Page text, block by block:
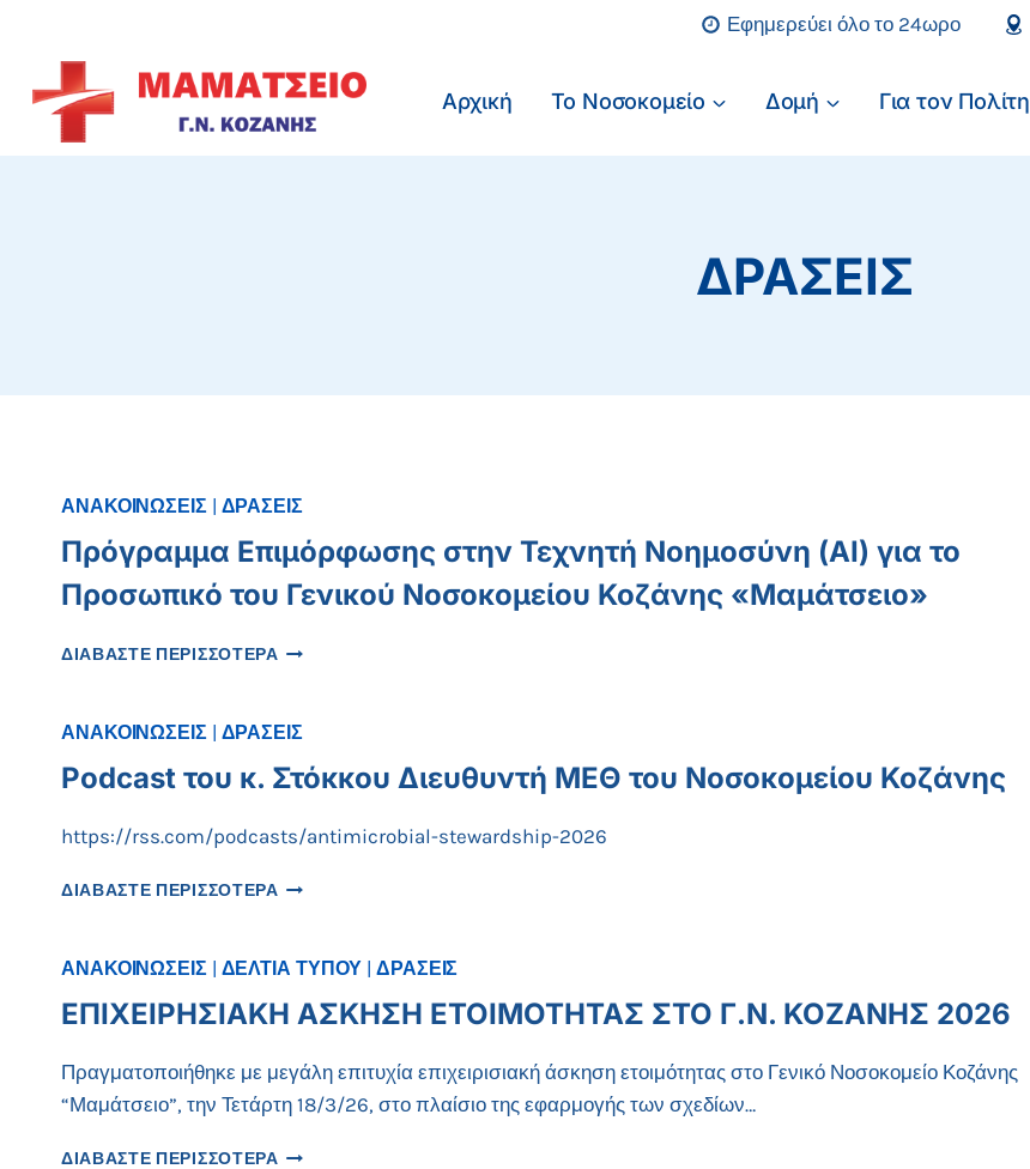
Εφημερεύει όλο το 24ωρο
Αρχική Το Νοσοκομείο Δομή Για τον Πολίτη
ΔΡΑΣΕΙΣ
ΑΝΑΚΟΙΝΩΣΕΙΣ| ΔΡΑΣΕΙΣ
Πρόγραμμα Επιμόρφωσης στην Τεχνητή Νοημοσύνη (AI) για το
Προσωπικό του Γενικού Νοσοκομείου Κοζάνης «Μαμάτσειο»
ΔΙΑΒΑΣΤΕ ΠΕΡΙΣΣΟΤΕΡΑ ΠΡΌΓΡΑΜΜΑ
ΤΕΧΝΗΤΉ
(AI)
ΠΡΟΣΩΠΙΚΌ
ΓΕΝΙΚΟΎ
«ΜΑΜΆΤΣΕΙΟ»
ΑΝΑΚΟΙΝΩΣΕΙΣ| ΔΡΑΣΕΙΣ
Podcast του κ. Στόκκου Διευθυντή ΜΕΘ του Νοσοκομείου Κοζάνης
https://rss.com/podcasts/antimicrobial-stewardship-2026
ΔΙΑΒΑΣΤΕ ΠΕΡΙΣΣΟΤΕΡΑ PODCAST
ΣΤΌΚΚΟΥ
ΜΕΘ
ΝΟΣΟΚΟΜΕΊΟΥ
ΚΟΖΆΝΗΣ
ΑΝΑΚΟΙΝΩΣΕΙΣ| ΔΕΛΤΙΑ ΤΥΠΟΥ |ΔΡΑΣΕΙΣ
ΕΠΙΧΕΙΡΗΣΙΑΚΗ ΑΣΚΗΣΗ ΕΤΟΙΜΟΤΗΤΑΣ ΣΤΟ Γ.Ν. ΚΟΖΑΝΗΣ 2026
Πραγματοποιήθηκε με μεγάλη επιτυχία επιχειρισιακή άσκηση ετοιμότητας στο Γενικό Νοσοκομείο Κοζάνης
“Μαμάτσειο”, την Τετάρτη 18/3/26, στο πλαίσιο της εφαρμογής των σχεδίων…
ΔΙΑΒΑΣΤΕ ΠΕΡΙΣΣΟΤΕΡΑ ΕΠΙΧΕΙΡΗΣΙΑΚΗ